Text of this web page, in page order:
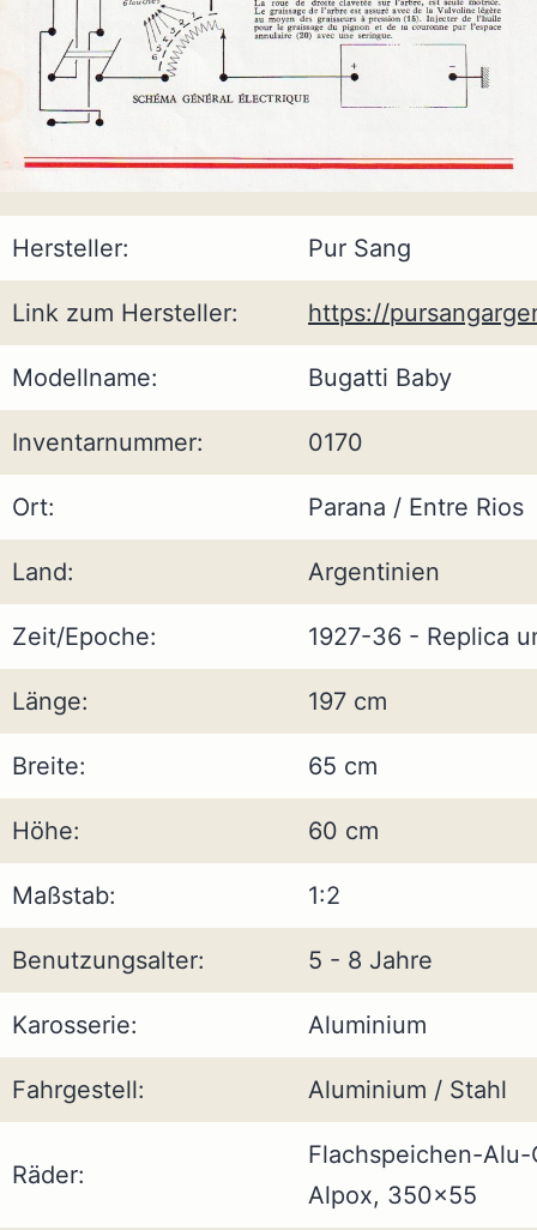
Hersteller: Pur Sang
Link zum Hersteller: https://
Modellname: Bugatti Baby
Inventarnummer: 0170
Ort: Parana / Entre Rios
Land: Argentinien
Zeit/Epoche: 1927-36 - Replica
Länge: 197 cm
Breite: 65 cm
Höhe: 60 cm
Maßstab: 1:2
Benutzungsalter: 5 - 8 Jahre
Karosserie: Aluminium
Fahrgestell: Aluminium / Stahl
Räder:
Flachspeichen-Alu-
Alpox, 350x55